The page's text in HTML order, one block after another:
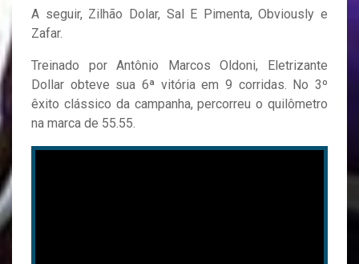
A seguir, Zilhão Dolar, Sal E Pimenta, Obviously e
Zafar.
Treinado por Antônio Marcos Oldoni, Eletrizante
Dollar obteve sua 6ª vitória em 9 corridas. No 3º
êxito clássico da campanha, percorreu o quilômetro
na marca de 55.55.